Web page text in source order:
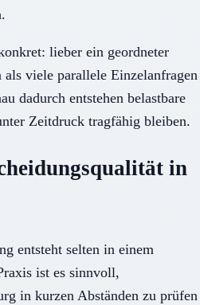
lieber ein geordneter
viele parallele Einzelanfragen
dadurch entstehen belastbare
Zeitdruck tragfähig bleiben.
in
entsteht selten in einem
ist es sinnvoll,
in kurzen Abständen zu prüfen